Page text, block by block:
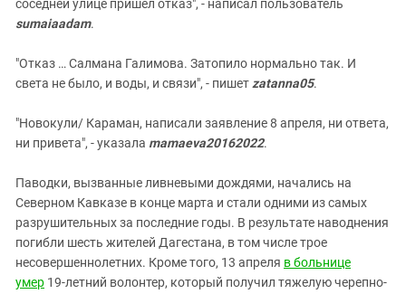
соседней улице пришел отказ", - написал пользователь
sumaiaadam.
"Отказ … Салмана Галимова. Затопило нормально так. И
света не было, и воды, и связи", - пишет zatanna05.
"Новокули/ Караман, написали заявление 8 апреля, ни ответа,
ни привета", - указала mamaeva20162022.
Паводки, вызванные ливневыми дождями, начались на
Северном Кавказе в конце марта и стали одними из самых
разрушительных за последние годы. В результате наводнения
погибли шесть жителей Дагестана, в том числе трое
несовершеннолетних. Кроме того, 13 апреля в больнице
умер 19-летний волонтер, который получил тяжелую черепно-